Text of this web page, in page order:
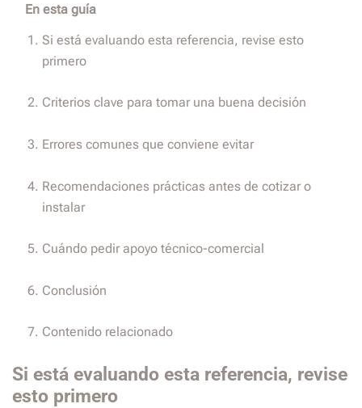
En esta guía
Si está evaluando esta referencia, revise esto
primero
Criterios clave para tomar una buena decisión
Errores comunes que conviene evitar
Recomendaciones prácticas antes de cotizar o
instalar
Cuándo pedir apoyo técnico-comercial
Conclusión
Contenido relacionado
Si está evaluando esta referencia, revise
esto primero